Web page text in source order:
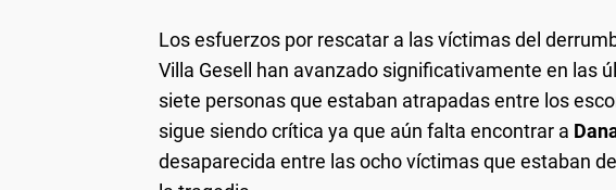
Los esfuerzos por rescatar a las víctimas del
Villa Gesell han avanzado significativamente en las
siete personas que estaban atrapadas entre los
sigue siendo crítica ya que aún falta encontrar a
desaparecida entre las ocho víctimas que estaban